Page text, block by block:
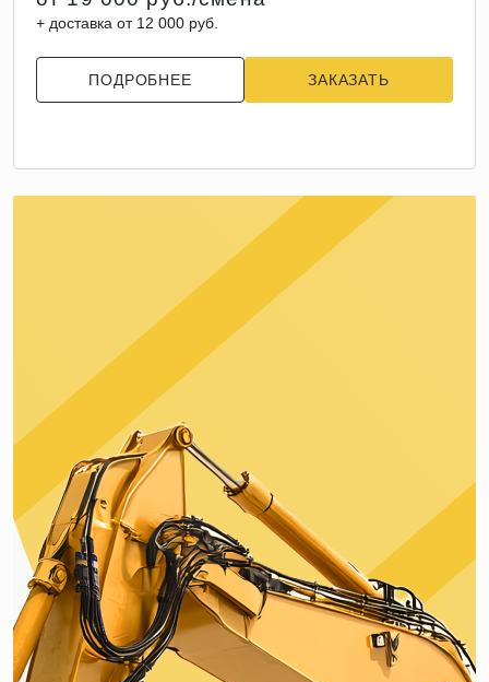
+ доставка от 12 000 руб.
ПОДРОБНЕЕ ЗАКАЗАТЬ